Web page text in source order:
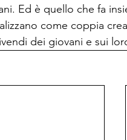
Ed è quello che fa
come coppia
dei giovani e sui